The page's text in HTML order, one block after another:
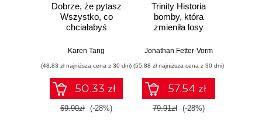
Dobrze, że pytasz
Wszystko, co
chciałabyś
zdrowiu
(ale nigdy Ci nie
powiedziano)
Karen Tang
(48,83 zł najniższa cena z 30 dni)
50.33 zł
69.90zł (-28%)
Trinity Historia
bomby, która
zmieniła losy
Jonathan Fetter-Vorm
(55,88 zł najniższa cena z 30 dni)
57.54 zł
79.91zł (-28%)